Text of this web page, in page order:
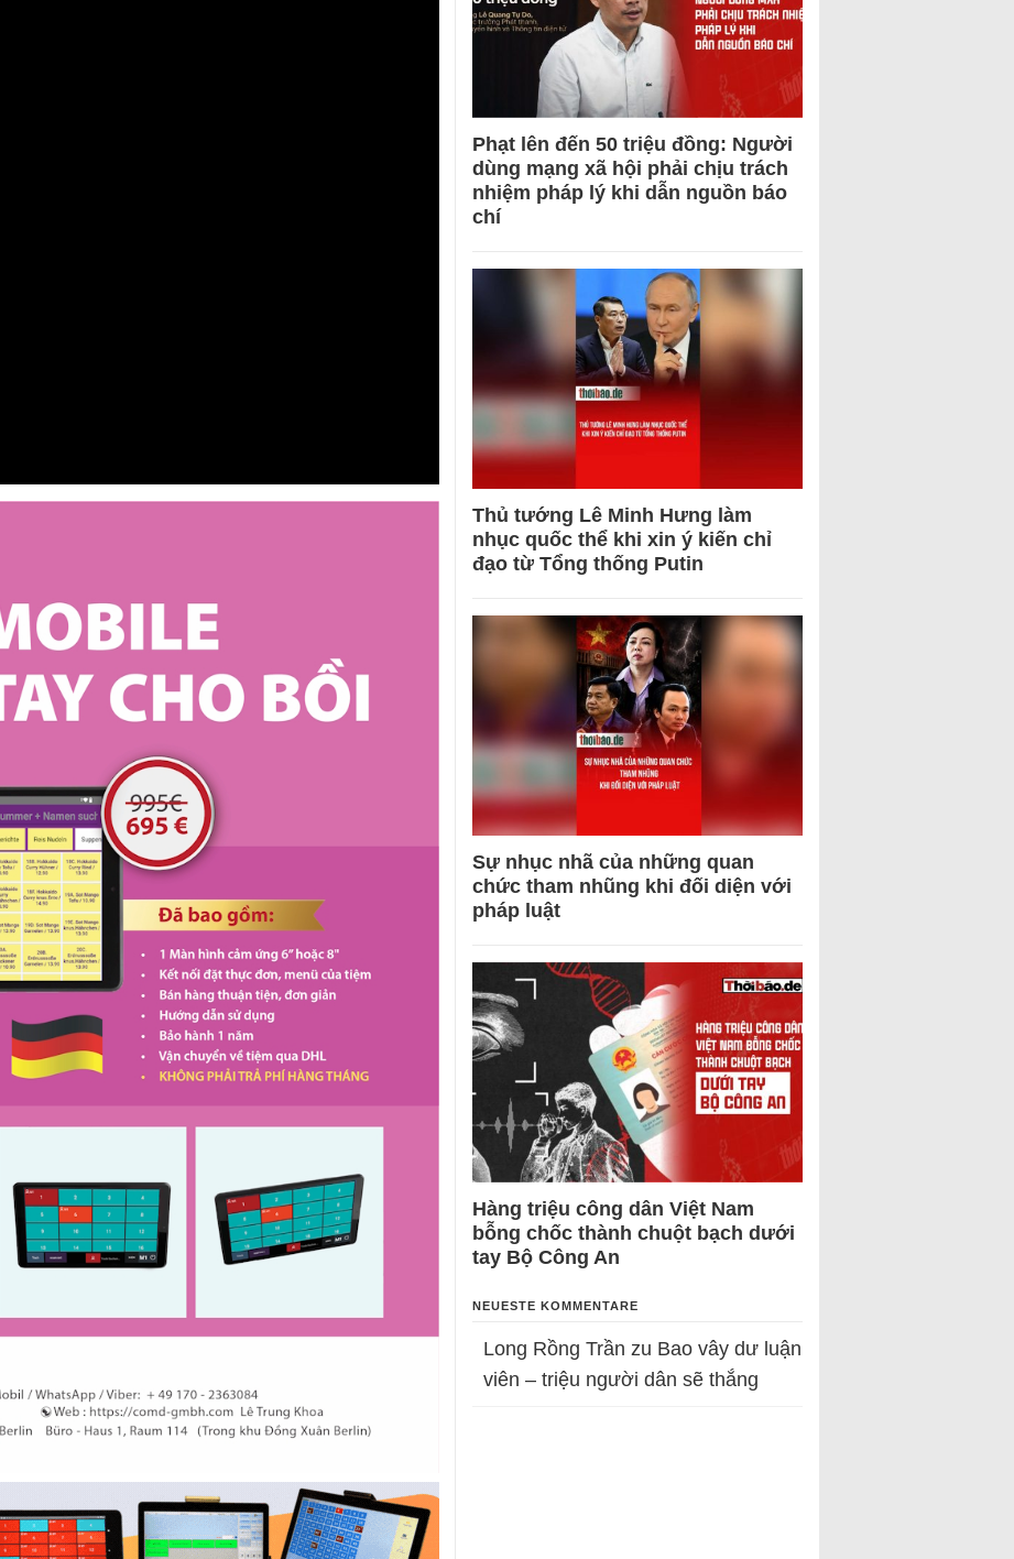
Phạt lên đến 50 triệu đồng: Người
dùng mạng xã hội phải chịu trách
nhiệm pháp lý khi dẫn nguồn báo
chí
Thủ tướng Lê Minh Hưng làm
nhục quốc thể khi xin ý kiến chỉ
đạo từ Tổng thống Putin
Sự nhục nhã của những quan
chức tham nhũng khi đối diện với
pháp luật
Hàng triệu công dân Việt Nam
bỗng chốc thành chuột bạch dưới
tay Bộ Công An
NEUESTE KOMMENTARE
Long Rồng Trần zu Bao vây dư luận
viên – triệu người dân sẽ thắng